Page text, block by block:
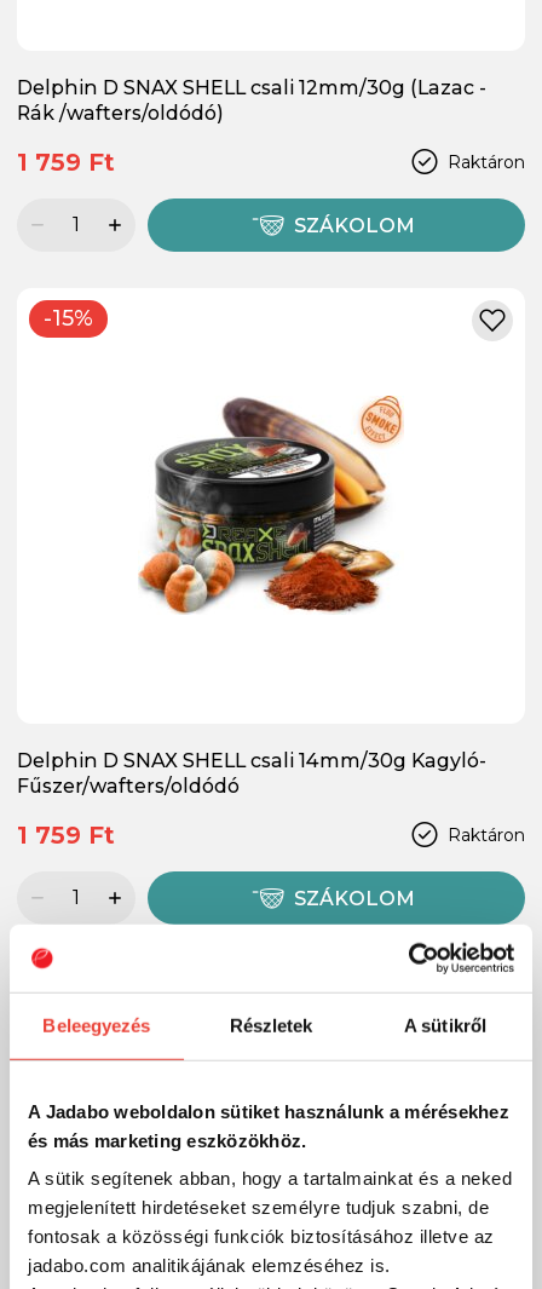
Beleegyezés Részletek A sütikről
A Jadabo weboldalon sütiket használunk a mérésekhez
és más marketing eszközökhöz.
A sütik segítenek abban, hogy a tartalmainkat és a neked
megjelenített hirdetéseket személyre tudjuk szabni, de
fontosak a közösségi funkciók biztosításához illetve az
jadabo.com analitikájának elemzéséhez is.
Delphin D SNAX SHELL csali 12mm/30g (Lazac -
Rák /wafters/oldódó)
Raktáron
1 759 Ft
SZÁKOLOM
-15%
Delphin D SNAX SHELL csali 14mm/30g Kagyló-
Fűszer/wafters/oldódó
Raktáron
1 759 Ft
SZÁKOLOM
-15%